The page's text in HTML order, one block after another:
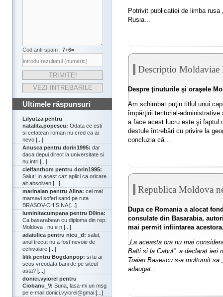
Cod anti-spam | 7+6=
Ultimele răspunsuri
Lilyutza pentru
natalita.popescu: Odata ce esti
si cetatean roman nu cred ca ai
nevo [...]
Anusca pentru dorin1995: dar
daca depui direct la universitate si
nu intri [...]
cielfanthom pentru dorin1995:
Salut! In acest caz aplici ca oricare
alt absolven [...]
marinaian pentru Alina: cei mai
marsavi soferi sand pe ruta
BRASOV-CHISINA[...]
luminitacumpana pentru D0ina:
Ca basarabean cu diploma din rep.
Moldova , nu e n [...]
adaiulica pentru nicu_d: salut,
anul trecut nu a fost nevoie de
echivalare [...]
lilik pentru Bogdanpop: si tu ai
scos vreodata bani de pe siteul
asta? [...]
donici.vyiorel pentru
Ciobanu_V: Buna, lasa-mi un msg
pe e-mail donici.vyiorel@gmai [...]
Potrivit publicatiei de limba rusa
Rusia...
Descriptio Moldaviae
Despre ţinuturile şi oraşele
Am schimbat puţin titlul unui
împărţirii teritorial-
a face acest lucru este şi faptul
destule întrebări cu privire la
concluzia că...
Republica Moldova
Dupa ce Romania a alocat
consulate din Basarabia,
mai permit infiintarea
„La aceasta ora nu mai
Balti si la Cahul“, a declarat ieri
Traian Basescu s-a multumit sa
adaugat...